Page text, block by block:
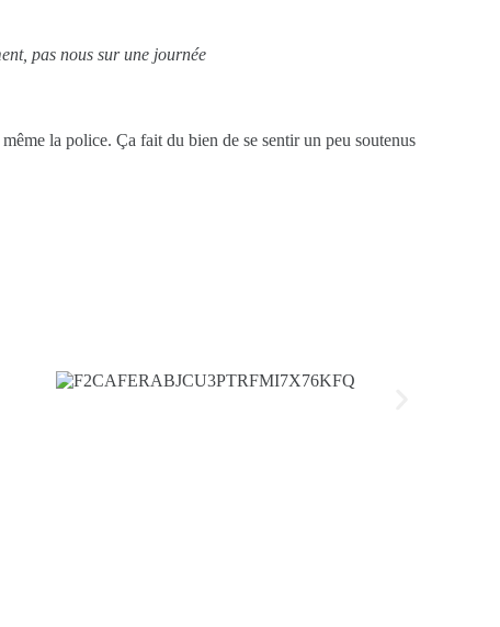
pas nous sur une journée
la police. Ça fait du bien de se sentir un peu soutenus